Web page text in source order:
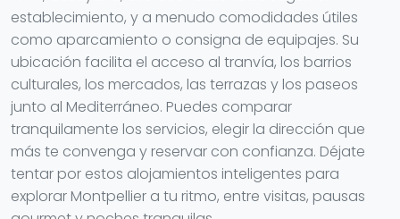
establecimiento, y a menudo comodidades útiles
como aparcamiento o consigna de equipajes. Su
ubicación facilita el acceso al tranvía, los barrios
culturales, los mercados, las terrazas y los paseos
junto al Mediterráneo. Puedes comparar
tranquilamente los servicios, elegir la dirección que
más te convenga y reservar con confianza. Déjate
tentar por estos alojamientos inteligentes para
explorar Montpellier a tu ritmo, entre visitas, pausas